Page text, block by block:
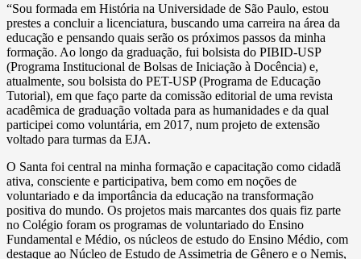
“Sou formada em História na Universidade de São Paulo, estou
prestes a concluir a licenciatura, buscando uma carreira na área da
educação e pensando quais serão os próximos passos da minha
formação. Ao longo da graduação, fui bolsista do PIBID-USP
(Programa Institucional de Bolsas de Iniciação à Docência) e,
atualmente, sou bolsista do PET-USP (Programa de Educação
Tutorial), em que faço parte da comissão editorial de uma revista
acadêmica de graduação voltada para as humanidades e da qual
participei como voluntária, em 2017, num projeto de extensão
voltado para turmas da EJA.
O Santa foi central na minha formação e capacitação como cidadã
ativa, consciente e participativa, bem como em noções de
voluntariado e da importância da educação na transformação
positiva do mundo. Os projetos mais marcantes dos quais fiz parte
no Colégio foram os programas de voluntariado do Ensino
Fundamental e Médio, os núcleos de estudo do Ensino Médio, com
destaque ao Núcleo de Estudo de Assimetria de Gênero e o Nemis,